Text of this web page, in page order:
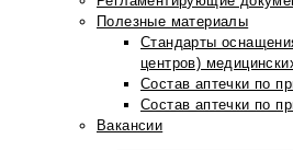
Полезные материалы
Стандарты
центров)
Состав аптечки по
Состав аптечки по
Вакансии